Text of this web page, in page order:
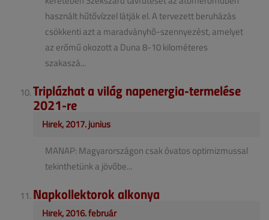
használt hűtővízzel látják el. A tervezett beruházás
csökkenti azt a maradványhő-szennyezést, amelyet
az erőmű okozott a Duna 8-10 kilométeres
szakaszá...
Triplázhat a világ napenergia-termelése
2021-re
Hírek, 2017. június
MANAP: Magyarországon csak óvatos optimizmussal
tekinthetünk a jövőbe...
Napkollektorok alkonya
Hírek, 2016. február